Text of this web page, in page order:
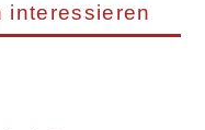
interessieren